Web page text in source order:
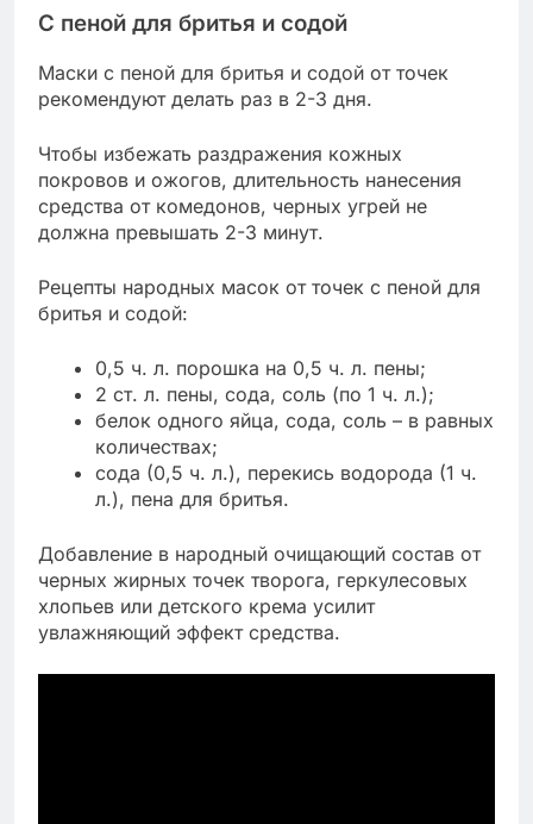
С пеной для бритья и содой
Маски с пеной для бритья и содой от точек
рекомендуют делать раз в 2-3 дня.
Чтобы избежать раздражения кожных
покровов и ожогов, длительность нанесения
средства от комедонов, черных угрей не
должна превышать 2-3 минут.
Рецепты народных масок от точек с пеной для
бритья и содой:
0,5 ч. л. порошка на 0,5 ч. л. пены;
2 ст. л. пены, сода, соль (по 1 ч. л.);
белок одного яйца, сода, соль – в равных
количествах;
сода (0,5 ч. л.), перекись водорода (1 ч.
л.), пена для бритья.
Добавление в народный очищающий состав от
черных жирных точек творога, геркулесовых
хлопьев или детского крема усилит
увлажняющий эффект средства.